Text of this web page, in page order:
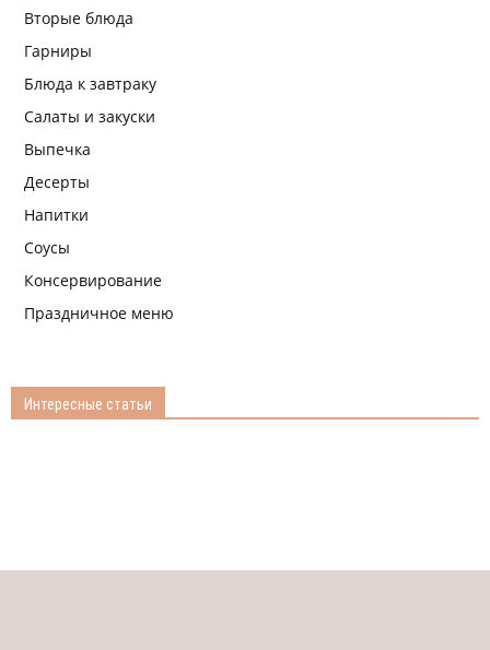
Вторые блюда
Гарниры
Блюда к завтраку
Салаты и закуски
Выпечка
Десерты
Напитки
Соусы
Консервирование
Праздничное меню
Интересные статьи